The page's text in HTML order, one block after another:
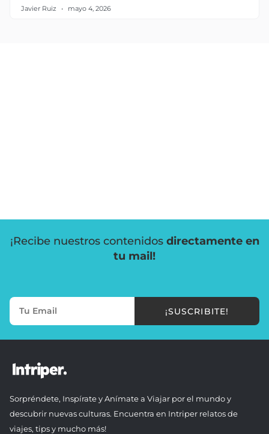
Javier Ruiz mayo 4, 2026
¡Recibe nuestros contenidos directamente en
tu mail!
¡SUSCRIBITE!
Sorpréndete, Inspírate y Anímate a Viajar por el mundo y
descubrir nuevas culturas. Encuentra en Intriper relatos de
viajes, tips y mucho más!